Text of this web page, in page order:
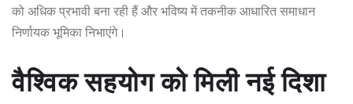
को अधिक प्रभावी बना रही हैं और भविष्य में तकनीक आधारित समाधान
निर्णायक भूमिका निभाएंगे।
वैश्विक सहयोग को मिली नई दिशा